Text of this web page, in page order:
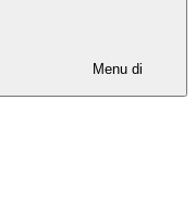
Menu di